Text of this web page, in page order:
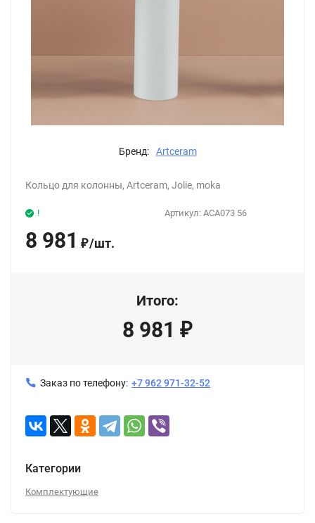
Бренд: Artceram
Кольцо для колонны, Artceram, Jolie, moka
Артикул: ACA073 56
!
8 981 ₽/шт.
Итого:
8 981 ₽
Заказ по телефону: +7 962 971-32-52
Категории
Комплектующие